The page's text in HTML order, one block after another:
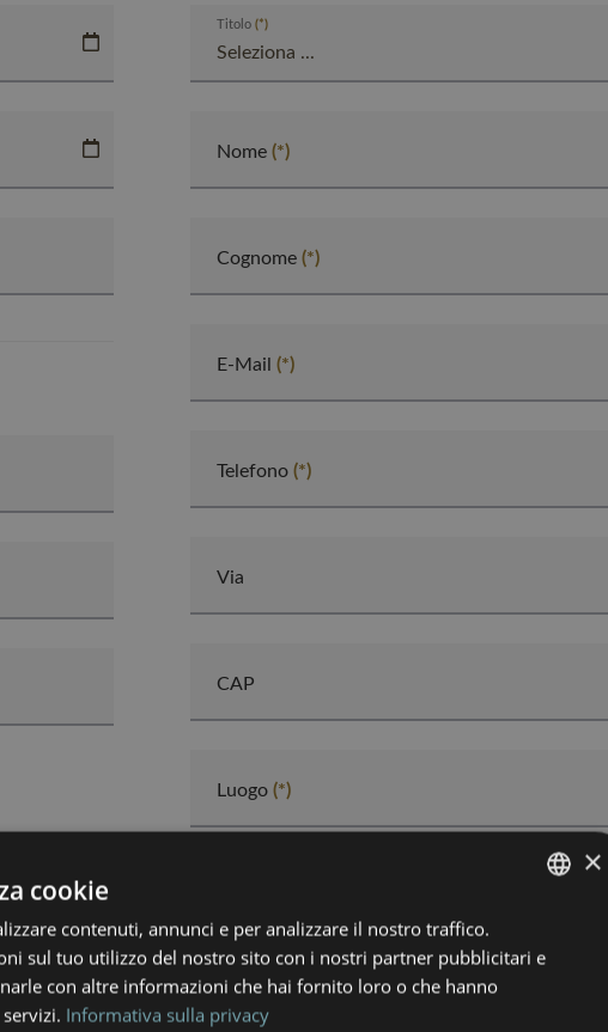
Titolo
Nome
Cognome
E-Mail
Telefono
Via
CAP
Luogo
ENGLISH
×
cookie
contenuti, annunci e per analizzare il nostro traffico.
sul tuo utilizzo del nostro sito con i nostri partner pubblicitari e
con altre informazioni che hai fornito loro o che hanno
Informativa sulla privacy